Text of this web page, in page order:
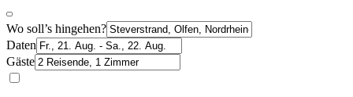
Wo soll’s hingehen?
Daten
Gäste